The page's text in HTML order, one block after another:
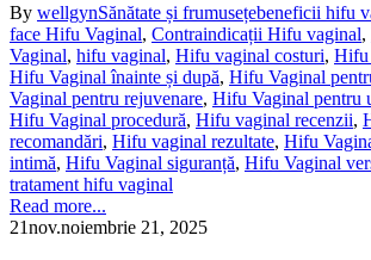
By wellgynSănătate și frumusețebeneficii hifu
face Hifu Vaginal, Contraindicații Hifu vaginal,
Vaginal, hifu vaginal, Hifu vaginal costuri, Hifu
Hifu Vaginal înainte și după, Hifu Vaginal
Vaginal pentru rejuvenare, Hifu Vaginal pentru
Hifu Vaginal procedură, Hifu vaginal recenzii,
recomandări, Hifu vaginal rezultate, Hifu
intimă, Hifu Vaginal siguranță, Hifu Vaginal
tratament hifu vaginal
Read more...
21nov.noiembrie 21, 2025